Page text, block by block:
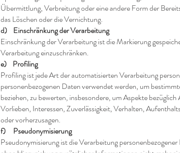
Übermittlung, Verbreitung oder eine andere Form der
das Löschen oder die Vernichtung.
d) Einschränkung der Verarbeitung
Einschränkung der Verarbeitung ist die Markierung
Verarbeitung einzuschränken.
e) Profiling
Profiling ist jede Art der automatisierten Verarbeitung
personenbezogenen Daten verwendet werden, um
beziehen, zu bewerten, insbesondere, um Aspekte
Vorlieben, Interessen, Zuverlässigkeit, Verhalten,
oder vorherzusagen.
f) Pseudonymisierung
Pseudonymisierung ist die Verarbeitung